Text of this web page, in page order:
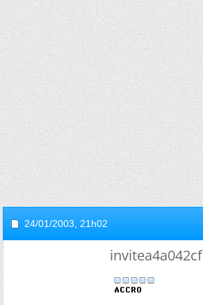
24/01/2003, 21h02
invitea4a042cf